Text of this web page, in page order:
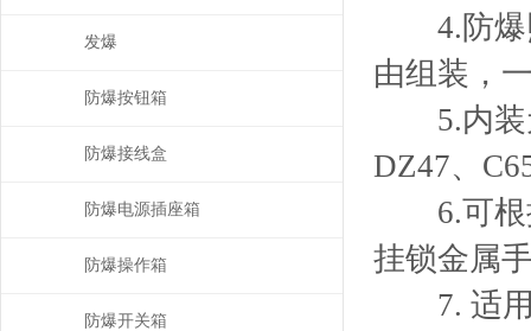
4.防爆照
由组装，
5.内装元
DZ47、
6.可根据
挂锁金属
7. 适用
发爆
防爆按钮箱
防爆接线盒
防爆电源插座箱
防爆操作箱
防爆开关箱